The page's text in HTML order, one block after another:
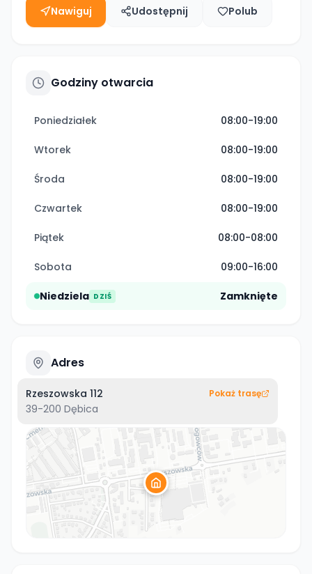
Nawiguj Udostępnij Polub
Godziny otwarcia
Poniedziałek 08:00-19:00
Wtorek 08:00-19:00
Środa 08:00-19:00
Czwartek 08:00-19:00
Piątek 08:00-08:00
Sobota 09:00-16:00
Niedziela DZIŚ Zamknięte
Adres
Rzeszowska 112
39-200 Dębica
Pokaż trasę